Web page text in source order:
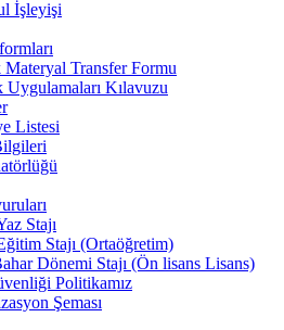
İşleyişi
Transfer Formu
Kılavuzu
Listesi
Stajı
Stajı (Ortaöğretim)
Dönemi Stajı (Ön lisans Lisans)
Politikamız
Şeması